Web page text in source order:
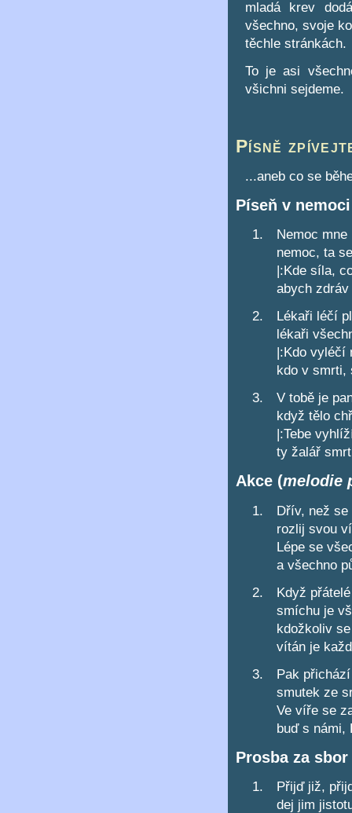
mladá krev
všechno, svoje
těchle stránkách.
To je asi
všichni sejdeme.
Písně
...aneb co se
Píseň v
Nemoc
nemoc, ta
|:Kde síla,
abych
Lékaři léčí
lékaři
|:Kdo vyléčí
kdo v smrti,
V tobě je
když tělo
|:Tebe
ty žalář
Akce (melodie
Dřív, než
rozlij svou
Lépe se
a všechno
Když
smíchu je
kdožkoliv
vítán je
Pak
smutek ze
Ve víře se
buď s námi,
Prosba za sbor
Přijď již,
dej jim